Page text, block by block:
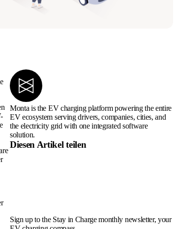
Monta is the EV charging platform powering the entire
EV ecosystem serving drivers, companies, cities, and
the electricity grid with one integrated software
solution.
Diesen Artikel teilen
Sign up to the Stay in Charge monthly newsletter, your